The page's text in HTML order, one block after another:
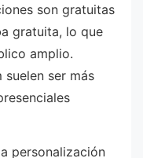
son gratuitas
gratuita, lo que
amplio.
suelen ser más
personalización